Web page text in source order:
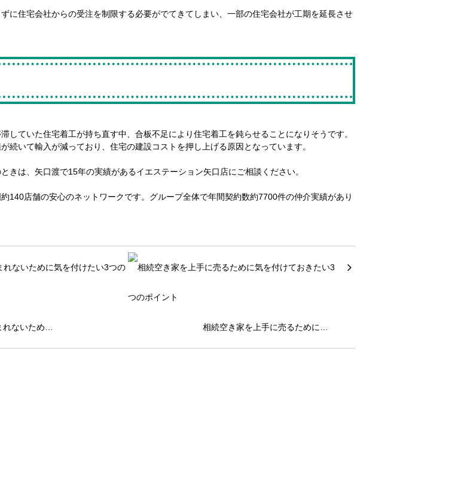
ずに住宅会社からの受注を制限する必要がでてきてしまい、一部の住宅会社が工期を延長させ
していた住宅着工が持ち直す中、合板不足により住宅着工を鈍らせることになりそうです。
続いて輸入が減っており、住宅の建設コストを押し上げる原因となっています。
きは、矢口渡で15年の実績があるイエステーション矢口店にご相談ください。
140店舗の安心のネットワークです。グループ全体で年間契約数約7700件の仲介実績があり
れないため… 相続空き家を上手に売るために…